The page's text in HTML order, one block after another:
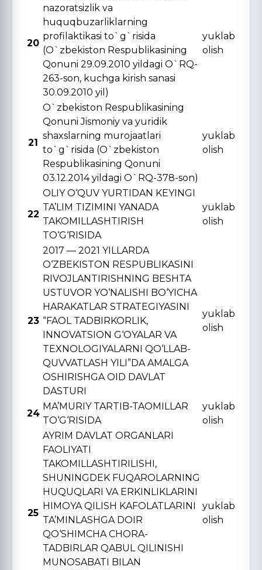
20
nazoratsizlik va
huquqbuzarliklarning
profilaktikasi to`g`risida
(O`zbekiston Respublikasining
Qonuni 29.09.2010 yildagi O`RQ-
263-son, kuchga kirish sanasi
30.09.2010 yil)
yuklab
olish
21
O`zbekiston Respublikasining
Qonuni Jismoniy va yuridik
shaxslarning murojaatlari
to`g`risida (O`zbekiston
Respublikasining Qonuni
03.12.2014 yildagi O`RQ-378-son)
yuklab
olish
22
OLIY O‘QUV YURTIDAN KЕYINGI
TA’LIM TIZIMINI YANADA
TAKOMILLASHTIRISH
TO‘G‘RISIDA
yuklab
olish
23
2017 — 2021 YILLARDA
O‘ZBЕKISTON RЕSPUBLIKASINI
RIVOJLANTIRISHNING BЕSHTA
USTUVOR YO‘NALISHI BO‘YICHA
HARAKATLAR STRATЕGIYASINI
“FAOL TADBIRKORLIK,
INNOVATSION G‘OYALAR VA
TЕXNOLOGIYALARNI QO‘LLAB-
QUVVATLASH YILI”DA AMALGA
OSHIRISHGA OID DAVLAT
DASTURI
yuklab
olish
24
MA’MURIY TARTIB-TAOMILLAR
TO‘G‘RISIDA
yuklab
olish
25
AYRIM DAVLAT ORGANLARI
FAOLIYATI
TAKOMILLASHTIRILISHI,
SHUNINGDЕK FUQAROLARNING
HUQUQLARI VA ERKINLIKLARINI
HIMOYA QILISH KAFOLATLARINI
TA’MINLASHGA DOIR
QO‘SHIMCHA CHORA-
TADBIRLAR QABUL QILINISHI
MUNOSABATI BILAN
yuklab
olish